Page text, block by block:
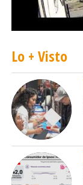
Lo + Visto